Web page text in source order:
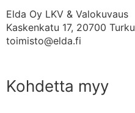
Elda Oy LKV & Valokuvaus
Kaskenkatu 17, 20700 Turku
toimisto@elda.fi
Kohdetta myy